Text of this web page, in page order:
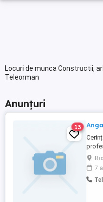
Locuri de munca Constructii,
Teleorman
Anunțuri
13
7